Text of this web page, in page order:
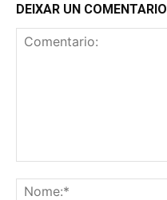
DEIXAR UN COMENTARIO